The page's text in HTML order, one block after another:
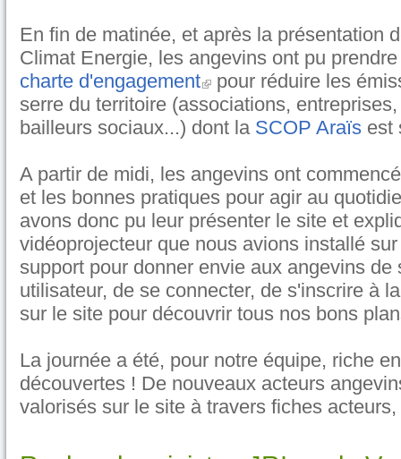
En fin de matinée, et après la présentation
Climat Energie, les angevins ont pu
charte d'engagement
pour réduire les
serre du territoire (associations,
bailleurs sociaux...) dont la SCOP Araïs est
A partir de midi, les angevins ont
et les bonnes pratiques pour agir au
avons donc pu leur présenter le site et
vidéoprojecteur que nous avions installé
support pour donner envie aux angevins de
utilisateur, de se connecter, de s'inscrire à
sur le site pour découvrir tous nos bons
La journée a été, pour notre équipe, riche
découvertes ! De nouveaux acteurs
valorisés sur le site à travers fiches